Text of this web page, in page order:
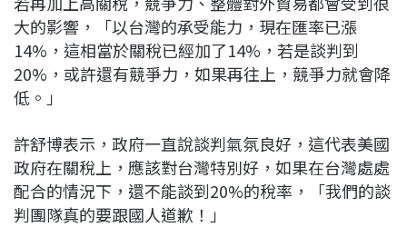
大的影響，「以台灣的承受能力，現在匯率已漲
14%，這相當於關稅已經加了14%，若是談判到
20%，或許還有競爭力，如果再往上，競爭力就會降
低。」
許舒博表示，政府一直說談判氣氛良好，這代表美國
政府在關稅上，應該對台灣特別好，如果在台灣處處
配合的情況下，還不能談到20%的稅率，「我們的談
判團隊真的要跟國人道歉！」